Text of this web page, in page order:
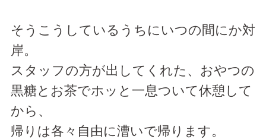
そうこうしているうちにいつの間にか対
岸。
スタッフの方が出してくれた、おやつの
黒糖とお茶でホッと一息ついて休憩して
から、
帰りは各々自由に漕いで帰ります。